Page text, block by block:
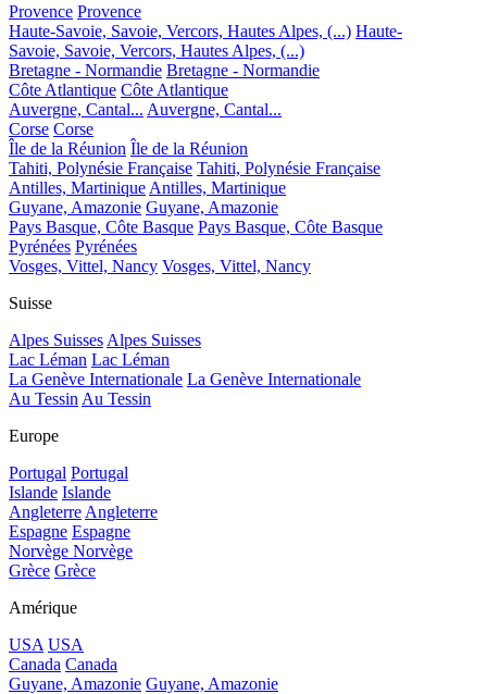
Provence Provence
Haute-Savoie, Savoie, Vercors, Hautes Alpes, (...) Haute-
Savoie, Savoie, Vercors, Hautes Alpes, (...)
Bretagne - Normandie Bretagne - Normandie
Côte Atlantique Côte Atlantique
Auvergne, Cantal... Auvergne, Cantal...
Corse Corse
Île de la Réunion Île de la Réunion
Tahiti, Polynésie Française Tahiti, Polynésie Française
Antilles, Martinique Antilles, Martinique
Guyane, Amazonie Guyane, Amazonie
Pays Basque, Côte Basque Pays Basque, Côte Basque
Pyrénées Pyrénées
Vosges, Vittel, Nancy Vosges, Vittel, Nancy
Suisse
Alpes Suisses Alpes Suisses
Lac Léman Lac Léman
La Genève Internationale La Genève Internationale
Au Tessin Au Tessin
Europe
Portugal Portugal
Islande Islande
Angleterre Angleterre
Espagne Espagne
Norvège Norvège
Grèce Grèce
Amérique
USA USA
Canada Canada
Guyane, Amazonie Guyane, Amazonie